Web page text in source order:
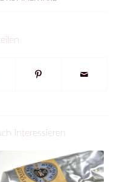
interessieren